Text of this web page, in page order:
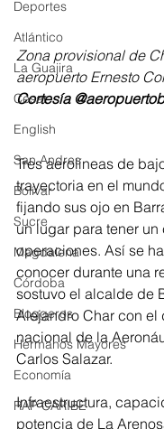
Deportes
Atlántico
La Guajira
Cesar
English
San Andres
Bolívar
Sucre
Magdalena
Córdoba
Bloggeros
Hermanos Mayores
Economía
RAP CARIBE
Zona provisional de
aeropuerto Ernesto
Cortesía
Tres aerolíneas de
trayectoria en el
fijando sus ojo en
un lugar para tener un
operaciones. Así se
conocer durante una
sostuvo el alcalde de
Alejandro Char con el
nacional de la
Carlos Salazar.
Infraestructura,
potencia de La